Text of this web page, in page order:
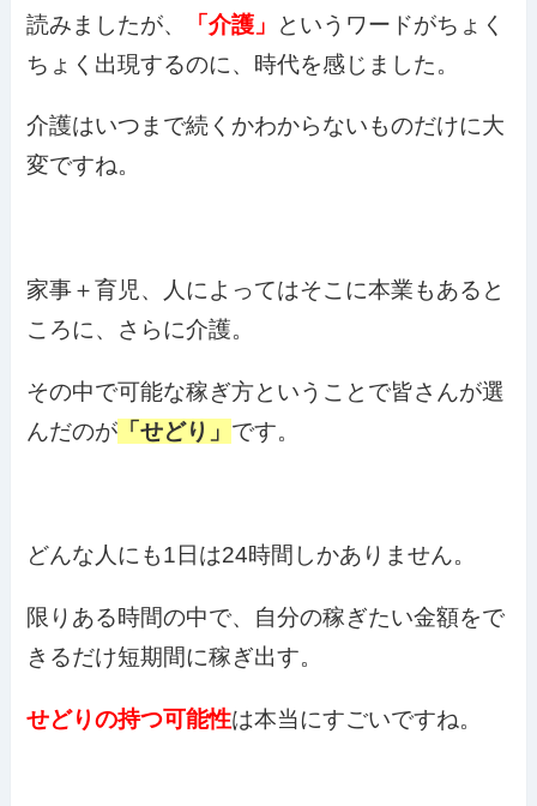
読みましたが、
「介護」
というワードがちょく
ちょく出現するのに、時代を感じました。
介護はいつまで続くかわからないものだけに大
変ですね。
家事＋育児、人によってはそこに本業もあると
ころに、さらに介護。
その中で可能な稼ぎ方ということで皆さんが選
んだのが 「せどり」 です。
どんな人にも1日は24時間しかありません。
限りある時間の中で、自分の稼ぎたい金額をで
きるだけ短期間に稼ぎ出す。
せどりの持つ可能性は本当にすごいですね。